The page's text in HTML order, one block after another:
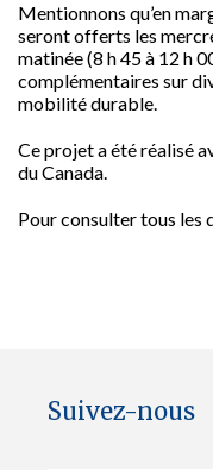
Mentionnons qu’en
seront offerts les
matinée (8 h 45 à 12 h
complémentaires sur
mobilité durable.
Ce projet a été réalisé
du Canada.
Pour consulter tous les
Suivez-nous